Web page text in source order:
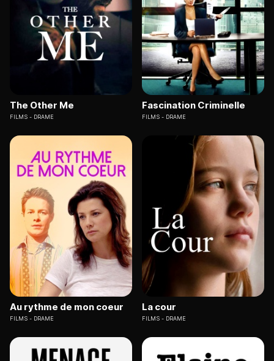
The Other Me
FILMS DRAME
Fascination Criminelle
FILMS DRAME
Au rythme de mon coeur
FILMS DRAME
La cour
FILMS DRAME